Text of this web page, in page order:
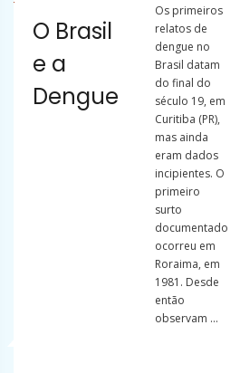
O Brasil
e a
Dengue
Os primeiros
relatos de
dengue no
Brasil datam
do final do
século 19, em
Curitiba (PR),
mas ainda
eram dados
incipientes. O
primeiro
surto
documentado
ocorreu em
Roraima, em
1981. Desde
então
observam ...